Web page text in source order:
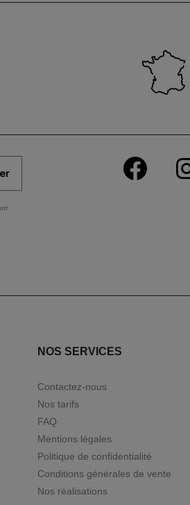
NOS SERVICES
Contactez-nous
Nos tarifs
FAQ
Mentions légales
Politique de confidentialité
Conditions générales de vente
Nos réalisations